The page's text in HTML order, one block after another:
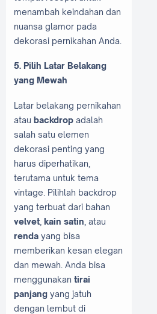
menambah keindahan dan
nuansa glamor pada
dekorasi pernikahan Anda.
5. Pilih Latar Belakang
yang Mewah
Latar belakang pernikahan
atau backdrop adalah
salah satu elemen
dekorasi penting yang
harus diperhatikan,
terutama untuk tema
vintage. Pilihlah backdrop
yang terbuat dari bahan
velvet kain satin , atau
renda yang bisa
memberikan kesan elegan
dan mewah. Anda bisa
menggunakan tirai
panjang yang jatuh
dengan lembut di